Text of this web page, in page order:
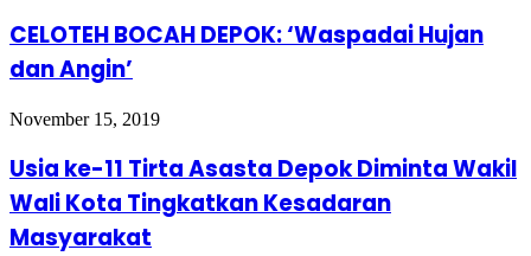
CELOTEH BOCAH DEPOK: ‘Waspadai Hujan
dan Angin’
November 15, 2019
Usia ke-11 Tirta Asasta Depok Diminta Wakil
Wali Kota Tingkatkan Kesadaran
Masyarakat